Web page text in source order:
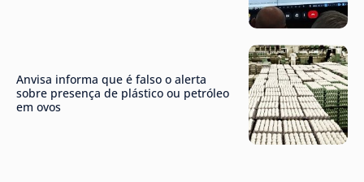
Anvisa informa que é falso o alerta
sobre presença de plástico ou petróleo
em ovos